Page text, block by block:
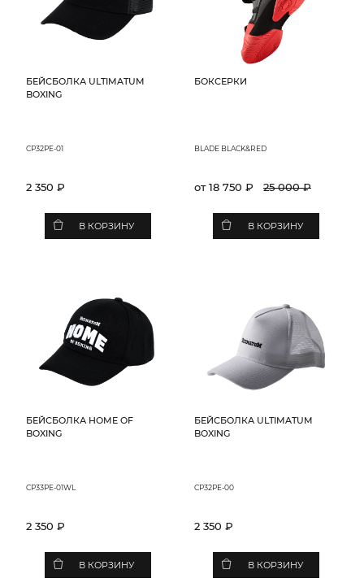
БЕЙСБОЛКА ULTIMATUM
BOXING
CP32PE-01
2 350 ₽
В КОРЗИНУ
БОКСЕРКИ
BLADE BLACK&RED
от 18 750 ₽ 25 000 ₽
В КОРЗИНУ
БЕЙСБОЛКА HOME OF
BOXING
CP33PE-01WL
2 350 ₽
В КОРЗИНУ
БЕЙСБОЛКА ULTIMATUM
BOXING
CP32PE-00
2 350 ₽
В КОРЗИНУ